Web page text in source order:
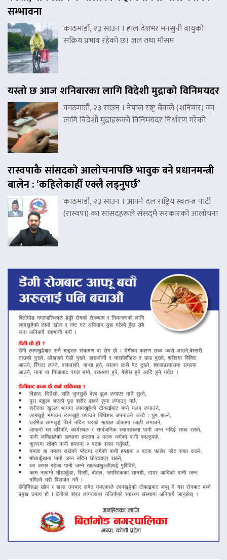
सम्भावना
काठमाडौं, २३ साउन । हाल देशभर मनसुनी वायुको
सक्रिय प्रभाव रहेको छ। जल तथा मौसम
यस्तो छ आज शनिबारका लागि विदेशी मुद्राको विनिमयदर
काठमाडौं, २३ साउन । नेपाल राष्ट्र बैंकले (शनिबार) का
लागि विदेशी मुद्राहरूको विनिमयदर निर्धारण गरेको
रास्वपाकै सांसदको आलोचनापछि भावुक बने प्रधानमन्त्री
बालेन : ‘कहिलेकाहीँ एक्लै लड्नुपर्छ’
काठमाडौं, २३ साउन । आफ्नै दल राष्ट्रिय स्वतन्त्र पार्टी
(रास्वपा) का सांसदहरूले संसद्‌मै सरकारको आलोचना